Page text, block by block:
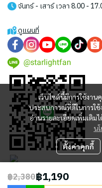
฿2,380฿1,190
เว็บไซต์นี้มีการใช้งา
ประสบการณ์ที่ดีในการใช้
อ่านรายละเอียดเพิ่มเติม
น
ตั้งค่าคุกกี้
จันทร์ - เสาร์ เวลา 8.00 -
ดูแผนที่
@starlightfan